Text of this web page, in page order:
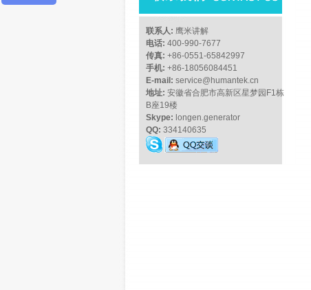
联系人: 鹰米讲解
电话: 400-990-7677
传真: +86-0551-65842997
手机: +86-18056084451
E-mail: service@humantek.cn
地址: 安徽省合肥市高新区星梦园F1栋
B座19楼
Skype: longen.generator
QQ: 334140635